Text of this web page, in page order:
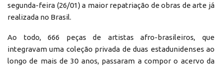
segunda-feira (26/01) a maior repatriação de obras de arte já
realizada no Brasil.
Ao todo, 666 peças de artistas afro-brasileiros, que
integravam uma coleção privada de duas estadunidenses ao
longo de mais de 30 anos, passaram a compor o acervo da